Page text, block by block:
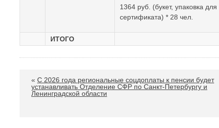
1364 руб. (букет, упаковка для
сертификата) * 28 чел.
ИТОГО
« С 2026 года региональные соцдоплаты к пенсии будет
устанавливать Отделение СФР по Санкт-Петербургу и
Ленинградской области